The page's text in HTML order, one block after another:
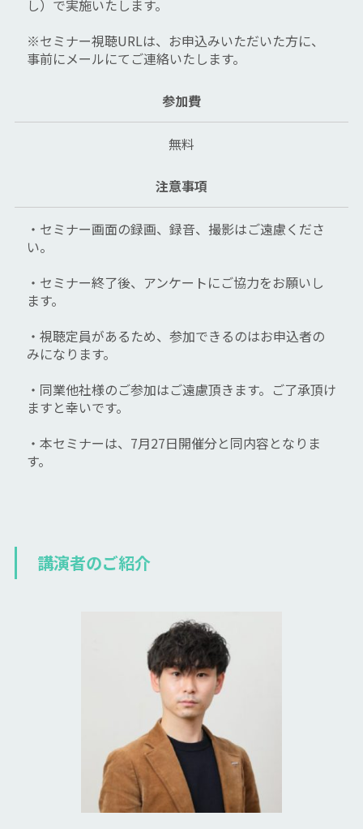
し）で実施いたします。
※セミナー視聴URLは、お申込みいただいた方に、
事前にメールにてご連絡いたします。
参加費
無料
注意事項
・セミナー画面の録画、録音、撮影はご遠慮くださ
い。
・セミナー終了後、アンケートにご協力をお願いし
ます。
・視聴定員があるため、参加できるのはお申込者の
みになります。
・同業他社様のご参加はご遠慮頂きます。ご了承頂け
ますと幸いです。
・本セミナーは、7月27日開催分と同内容となりま
す。
講演者のご紹介